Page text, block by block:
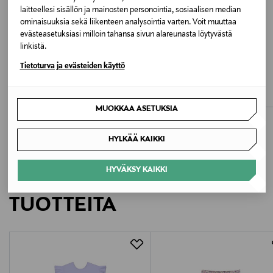
laitteellesi sisällön ja mainosten personointia, sosiaalisen median
ominaisuuksia sekä liikenteen analysointia varten. Voit muuttaa
evästeasetuksiasi milloin tahansa sivun alareunasta löytyvästä
linkistä.
Tietoturva ja evästeiden käyttö
MUOKKAA ASETUKSIA
HYLKÄÄ KAIKKI
HYVÄKSY KAIKKI
Valmistusmaa
Viro
Valmistajan tuotenumero
Avainsanat
METSOLA
29,90 € 8,90 €
LISÄÄ KIINNOSTAVIA
TUOTTEITA